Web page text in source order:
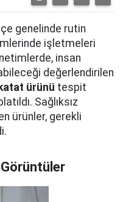
genelinde rutin
işletmeleri
insan
değerlendirilen
ürünü tespit
Sağlıksız
ürünler, gerekli